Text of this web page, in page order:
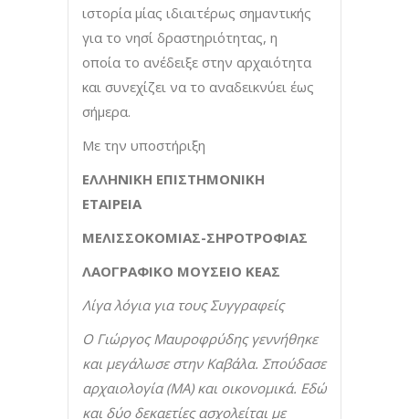
ιστορία μίας ιδιαιτέρως σημαντικής
για το νησί δραστηριότητας, η
οποία το ανέδειξε στην αρχαιότητα
και συνεχίζει να το αναδεικνύει έως
σήμερα.
Με την υποστήριξη
ΕΛΛΗΝΙΚΗ ΕΠΙΣΤΗΜΟΝΙΚΗ
ΕΤΑΙΡΕΙΑ
ΜΕΛΙΣΣΟΚΟΜΙΑΣ-ΣΗΡΟΤΡΟΦΙΑΣ
ΛΑΟΓΡΑΦΙΚΟ ΜΟΥΣΕΙΟ ΚΕΑΣ
Λίγα λόγια για τους Συγγραφείς
Ο Γιώργος Μαυροφρύδης γεννήθηκε
και μεγάλωσε στην Καβάλα. Σπούδασε
αρχαιολογία (MA) και οικονομικά. Εδώ
και δύο δεκαετίες ασχολείται με